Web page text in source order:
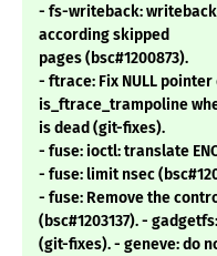
- fs-writeback:
according skipped
pages (bsc#1200873).
- ftrace: Fix NULL
is_ftrace_trampoline
is dead (git-fixes).
- fuse: ioctl: translate
- fuse: limit nsec
- fuse: Remove the
(bsc#1203137). -
(git-fixes). - geneve: do